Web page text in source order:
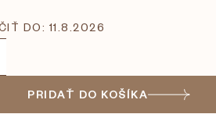
DO: 11.8.2026
PRIDAŤ DO KOŠÍKA